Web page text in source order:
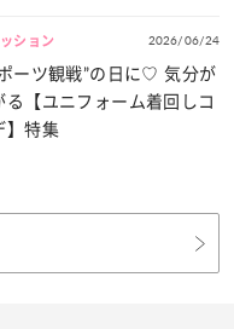
ション 2026/06/24
ーツ観戦”の日に♡ 気分が
る【ユニフォーム着回しコ
】特集